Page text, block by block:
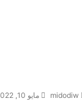
midodiw مايو 10, 2022